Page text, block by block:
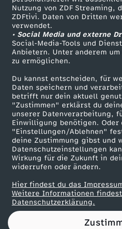
Nutzung von ZDF Streaming,
ZDFtivi. Daten von Dritten
verwendet.
• Social Media und externe
Social-Media-Tools und
Anbietern. Unter anderem
zu ermöglichen.
Du kannst entscheiden, für
Daten speichern und
betrifft nur dein aktuell
"Zustimmen" erklärst du
unserer Datenverarbeitung,
Einwilligung benötigen. Oder
"Einstellungen/Ablehnen"
deine Zustimmung gibst und
Datenschutzeinstellungen
Wirkung für die Zukunft in
widerrufen oder ändern.
Hier findest du das
Weitere Informationen
Datenschutzerklärung.
u
E
n
e
r
g
i
e
e
ZDF Unternehmen
Karriere
ZDF goes Schule
Werbefernsehen
Mainzelmännchen
Partner